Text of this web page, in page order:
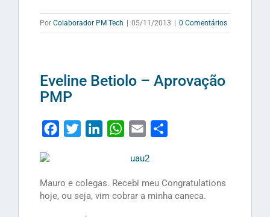
Por Colaborador PM Tech | 05/11/2013 | 0 Comentários
Eveline Betiolo – Aprovação
PMP
FacebookTwitterLinkedInWhatsApp
Email
Mauro e colegas. Recebi meu Congratulations
hoje, ou seja, vim cobrar a minha caneca.